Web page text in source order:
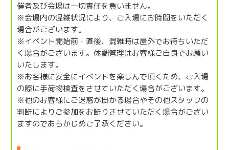
催者及び会場は一切責任を負いません。
※会場内の混雑状況により、ご入場にお時間をいただく
場合がございます。
※イベント開始前・直後、混雑時は屋外でお待ちいただ
く場合がございます。体調管理はお客様ご自身でお願い
いたします。
※お客様に安全にイベントを楽しんで頂くため、ご入場
の際に手荷物検査をさせていただく場合がございます。
※他のお客様にご迷惑が掛かる場合やその他スタッフの
判断によりご参加をお断りさせていただく場合がござい
ますのであらかじめご了承ください。